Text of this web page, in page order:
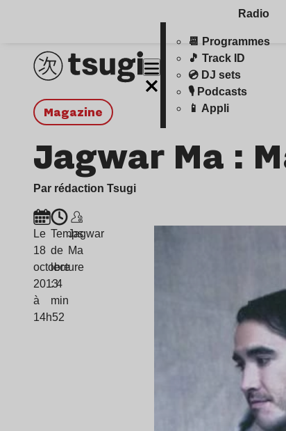
Radio
📆 Programmes
🎵 Track ID
💿 DJ sets
🎙️ Podcasts
📱 Appli
magazine
Jagwar Ma :
Par rédaction Tsugi
Le
18
octobre
2013
à
14h52
Temps
de
lecture
: 4
min
Jagwar
Ma